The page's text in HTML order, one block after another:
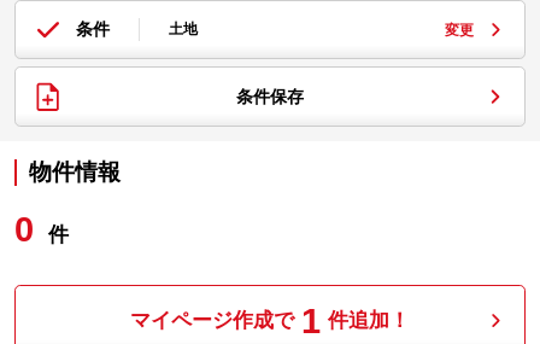
条件 土地 変更
条件保存
物件情報
0 件
マイページ作成で 1 件追加！